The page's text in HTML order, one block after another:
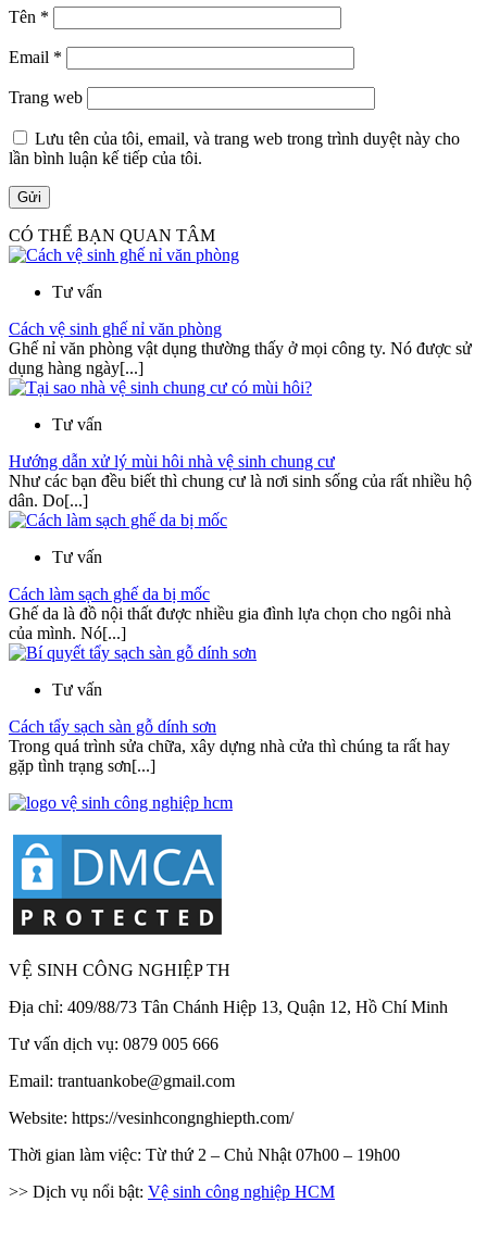
Tên *
Email *
Trang web
Lưu tên của tôi, email, và trang web trong trình duyệt này cho
lần bình luận kế tiếp của tôi.
CÓ THỂ BẠN QUAN TÂM
Tư vấn
Cách vệ sinh ghế nỉ văn phòng
Ghế nỉ văn phòng vật dụng thường thấy ở mọi công ty. Nó được sử
dụng hàng ngày[...]
Tư vấn
Hướng dẫn xử lý mùi hôi nhà vệ sinh chung cư
Như các bạn đều biết thì chung cư là nơi sinh sống của rất nhiều hộ
dân. Do[...]
Tư vấn
Cách làm sạch ghế da bị mốc
Ghế da là đồ nội thất được nhiều gia đình lựa chọn cho ngôi nhà
của mình. Nó[...]
Tư vấn
Cách tẩy sạch sàn gỗ dính sơn
Trong quá trình sửa chữa, xây dựng nhà cửa thì chúng ta rất hay
gặp tình trạng sơn[...]
VỆ SINH CÔNG NGHIỆP TH
Địa chỉ: 409/88/73 Tân Chánh Hiệp 13, Quận 12, Hồ Chí Minh
Tư vấn dịch vụ: 0879 005 666
Email: trantuankobe@gmail.com
Website: https://vesinhcongnghiepth.com/
Thời gian làm việc: Từ thứ 2 – Chủ Nhật 07h00 – 19h00
>> Dịch vụ nổi bật: Vệ sinh công nghiệp HCM